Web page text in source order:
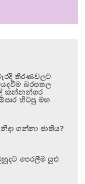
තීරණවලට
බරපතල
කන්නන්ගර
හිටපු මහ
ගන්නා ජාතිය?
පෙරලීම සුළු